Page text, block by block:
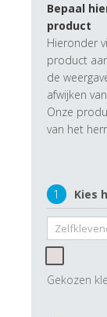
Bepaal
product
Hieronder
product
de
afwijken
Onze
van het
1 Kies
Gekozen